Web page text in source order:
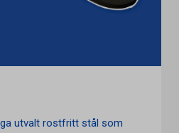
utvalt rostfritt stål som